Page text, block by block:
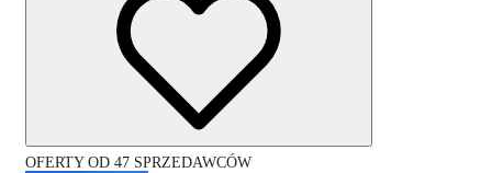
OFERTY OD 47 SPRZEDAWCÓW